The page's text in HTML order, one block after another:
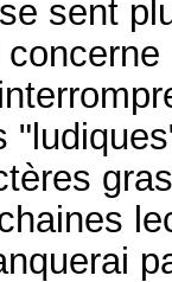
sent